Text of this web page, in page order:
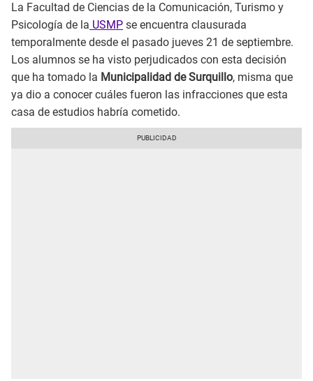
La Facultad de Ciencias de la Comunicación, Turismo y
Psicología de la USMP se encuentra clausurada
temporalmente desde el pasado jueves 21 de septiembre.
Los alumnos se ha visto perjudicados con esta decisión
que ha tomado la Municipalidad de Surquillo, misma que
ya dio a conocer cuáles fueron las infracciones que esta
casa de estudios habría cometido.